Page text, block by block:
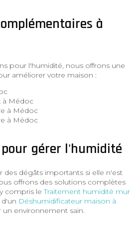
à
pour l'humidité, nous offrons une
améliorer votre maison :
à Médoc
à Médoc
à Médoc
gérer l'humidité
des dégâts importants si elle n'est
offrons des solutions complètes
compris leTraitement humidité mur
Déshumidificateur maison à
environnement sain.